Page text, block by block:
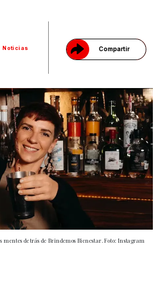
Noticias Compartir
detrás de Brindemos Bienestar. Foto: Instagram